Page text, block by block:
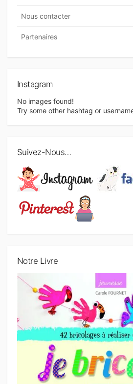
Nous contacter
Partenaires
Instagram
No images found!
Try some other hashtag or
Suivez-Nous…
Notre Livre